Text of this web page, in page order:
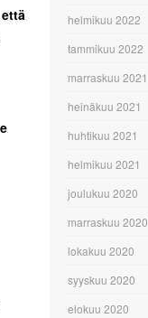
helmikuu 2022
tammikuu 2022
marraskuu 2021
heinäkuu 2021
huhtikuu 2021
helmikuu 2021
joulukuu 2020
marraskuu 2020
lokakuu 2020
syyskuu 2020
elokuu 2020